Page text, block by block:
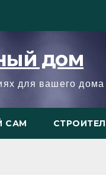
дом
для вашего дома
САМ